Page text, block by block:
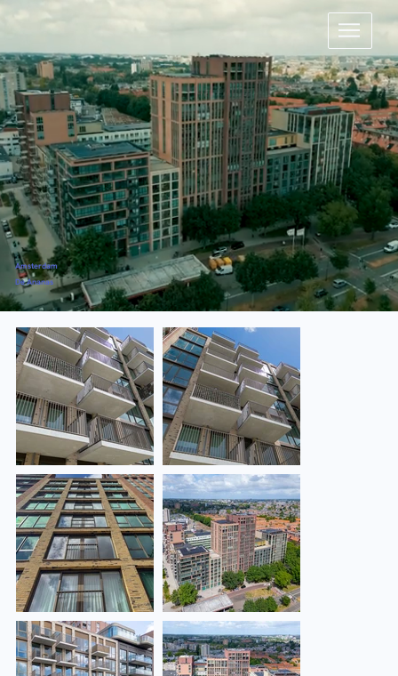
Amsterdam
De Ananas